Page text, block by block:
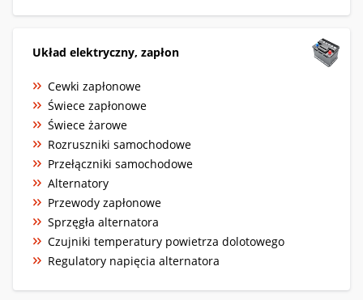
Układ elektryczny, zapłon
Cewki zapłonowe
Świece zapłonowe
Świece żarowe
Rozruszniki samochodowe
Przełączniki samochodowe
Alternatory
Przewody zapłonowe
Sprzęgła alternatora
Czujniki temperatury powietrza dolotowego
Regulatory napięcia alternatora